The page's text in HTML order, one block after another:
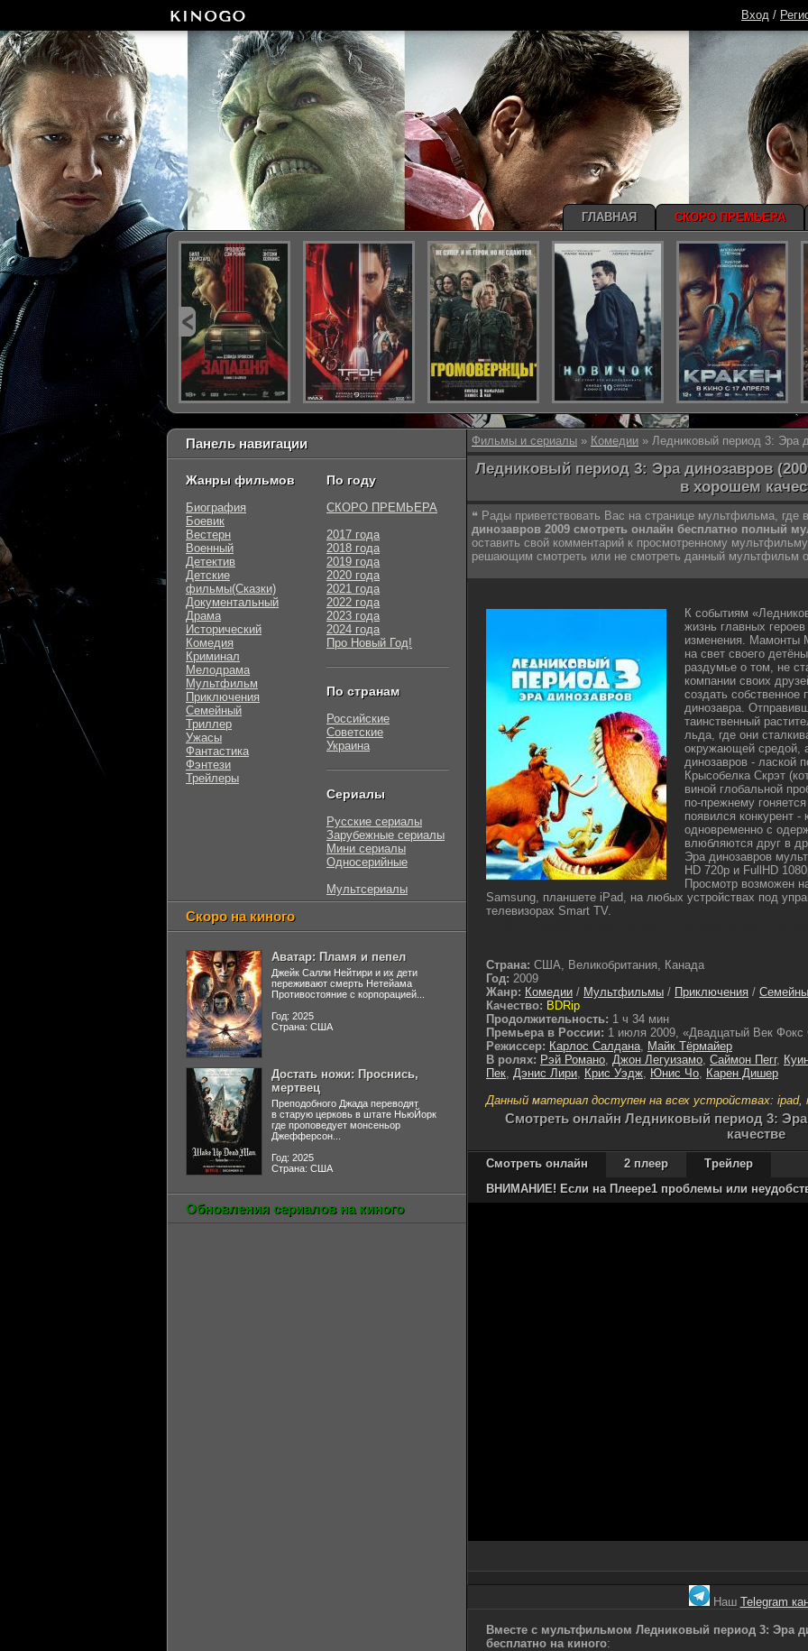
Фильмы и сериалы » Комедии » Ледниковый период 3: Эра
Ледниковый период 3: Эра динозавров
в хорошем
❝ Рады приветствовать Вас на странице мультфильма,
динозавров 2009 смотреть онлайн бесплатно полный
оставить свой комментарий к просмотренному
решающим смотреть или не смотреть данный мультфильм
К событиям
жизнь главных
изменения. Мамонты
на свет своего
раздумье о том, не
компании своих
создать собственное
динозавра.
таинственный
льда, где они
окружающей средой,
динозавров - лаской
Крысобелка Скрэт
виной глобальной
по-прежнему
появился конкурент -
одновременно с
влюбляются друг в
Эра динозавров
HD 720p и FullHD
Просмотр возможен
Samsung, планшете iPad, на любых устройствах под
телевизорах Smart TV.
Страна: США, Великобритания, Канада
Год: 2009
Жанр: Комедии / Мультфильмы / Приключения /
Качество: BDRip
Продолжительность: 1 ч 34 мин
Премьера в России: 1 июля 2009, «Двадцатый Век Фокс
Режиссер: Карлос Салдана, Майк Тёрмайер
В ролях: Рэй Романо, Джон Легуизамо, Саймон Пегг,
Пек, Дэнис Лири, Крис Уэдж, Юнис Чо, Карен Дишер
Данный материал доступен на всех устройствах: ipad,
Cмотреть онлайн Ледниковый период 3:
качестве
Смотреть онлайн 2 плеер
Трейлер
ВНИМАНИЕ! Если на Плеере1 проблемы или
Наш Telegram
Вместе с мультфильмом Ледниковый период 3: Эра
бесплатно на киного:
Панель навигации
Жанры фильмов
Биография
Боевик
Вестерн
Военный
Детектив
Детские
фильмы(Сказки)
Документальный
Драма
Исторический
Комедия
Криминал
Мелодрама
Мультфильм
Приключения
Семейный
Триллер
Ужасы
Фантастика
Фэнтези
Трейлеры
По году
СКОРО ПРЕМЬЕРА
2017 года
2018 года
2019 года
2020 года
2021 года
2022 года
2023 года
2024 года
Про Новый Год!
По странам
Российские
Советские
Украина
Сериалы
Русские сериалы
Зарубежные сериалы
Мини сериалы
Односерийные
Мультсериалы
Скоро на киного
Аватар: Пламя и пепел
Джейк Салли Нейтири и их дети
переживают смерть Нетейама
Противостояние с корпорацией...
Год: 2025
Страна: США
Достать ножи: Проснись,
мертвец
Преподобного Джада переводят
в старую церковь в штате НьюЙорк
где проповедует монсеньор
Джефферсон...
Год: 2025
Страна: США
Обновления сериалов на киного
Вход /
ГЛАВНАЯ СКОРО ПРЕМЬЕРА